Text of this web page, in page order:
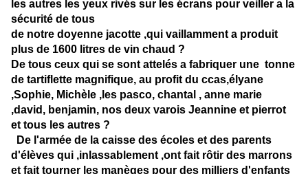
les autres les yeux rivés sur les écrans pour veiller a la
sécurité de tous
de notre doyenne jacotte ,qui vaillamment a produit
plus de 1600 litres de vin chaud ?
De tous ceux qui se sont attelés a fabriquer une tonne
de tartiflette magnifique, au profit du ccas,élyane
,Sophie, Michèle ,les pasco, chantal , anne marie
,david, benjamin, nos deux varois Jeannine et pierrot
et tous les autres ?
De l'armée de la caisse des écoles et des parents
d'élèves qui ,inlassablement ,ont fait rôtir des marrons
et fait tourner les manèges pour des milliers d'enfants